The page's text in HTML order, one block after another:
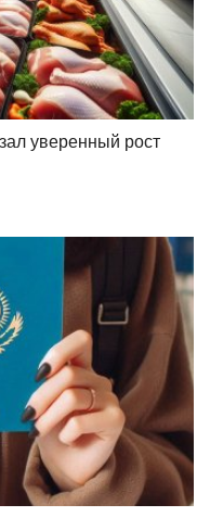
уверенный рост